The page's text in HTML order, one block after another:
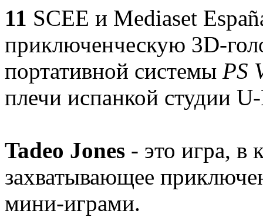
11 SCEE и Mediaset
приключенческую 3D-
портативной системы PS
плечи испанкой студии
Tadeo Jones - это игра, в
захватывающее
мини-играми.